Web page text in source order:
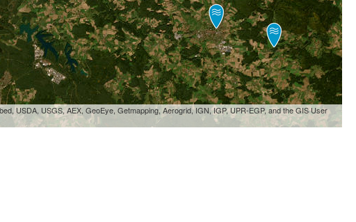
USDA, USGS, AEX, GeoEye, Getmapping, Aerogrid, IGN, IGP, UPR-EGP, and the GIS User